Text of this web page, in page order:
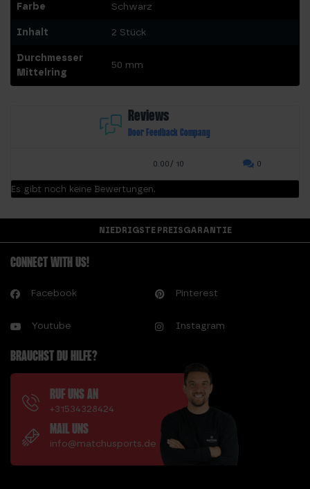
Farbe Schwarz
Inhalt 2 Stück
Durchmesser
Mittelring
50 mm
Reviews
Door Feedback Company
0.00/ 10 0
Es gibt noch keine Bewertungen.
NIEDRIGSTE PREISGARANTIE
CONNECT WITH US!
Facebook Pinterest
Youtube Instagram
BRAUCHST DU HILFE?
RUF UNS AN
+31534328424
MAIL UNS
info@matchusports.de